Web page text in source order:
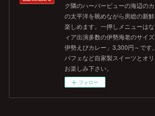
ク隣のハーバービューの海辺の
の太平洋を眺めながら房総の新
楽しめます。一押しメニューは
ィア出演多数の伊勢海老のサイ
伊勢えびカレー」3,300円～です
パフェなど自家製スイーツとオ
お楽しみ下さい。
フォロー